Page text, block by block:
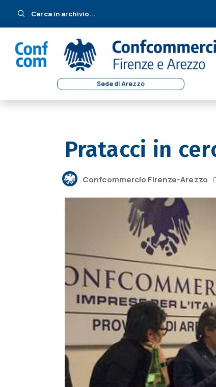
Cerca in archivio...
Sede di Arezzo
Pratacci in
Confcommercio Firenze-Arezzo